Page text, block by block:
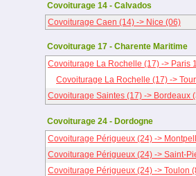
Covoiturage 14 - Calvados
Covoiturage Caen (14) -> Nice (06)
Covoiturage 17 - Charente Maritime
Covoiturage La Rochelle (17) -> Paris
Covoiturage La Rochelle (17) ->
Covoiturage Saintes (17) -> Bordeaux
Covoiturage 24 - Dordogne
Covoiturage Périgueux (24) ->
Covoiturage Périgueux (24) -> Saint-
Covoiturage Périgueux (24) -> Toulon